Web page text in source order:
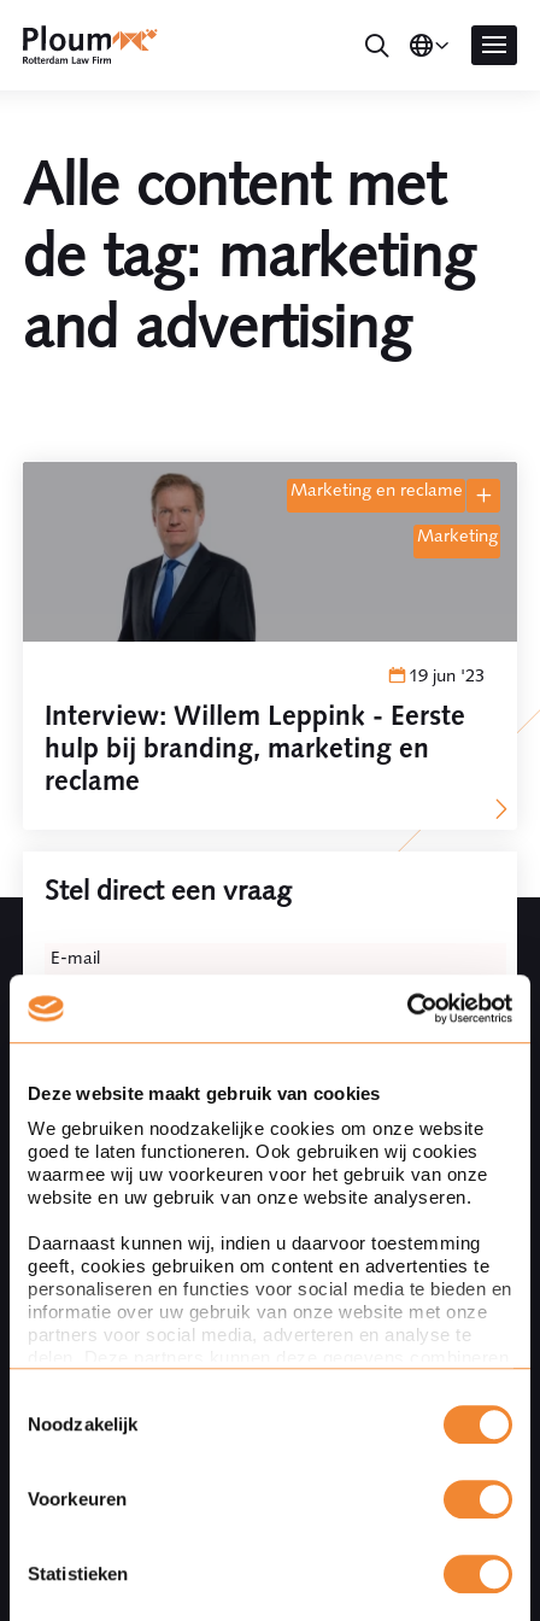
Deze website maakt gebruik van cookies
We gebruiken noodzakelijke cookies om onze website
goed te laten functioneren. Ook gebruiken wij cookies
waarmee wij uw voorkeuren voor het gebruik van onze
website en uw gebruik van onze website analyseren.
Daarnaast kunnen wij, indien u daarvoor toestemming
geeft, cookies gebruiken om content en advertenties te
personaliseren en functies voor social media te bieden en
informatie over uw gebruik van onze website met onze
partners voor social media, adverteren en analyse te
ze hebben verzameld op basis van uw gebruik van hun
services. Met de schuifknoppen in deze cookiebanner
kunt u aangeven of u bezwaar heeft tegen de inzet van
van bepaalde cookies. Toestemming kunt u altijd weer
Via de knop Details tonen hieronder leest u meer over het
gebruik van cookies door Ploum. Verdere informatie over
Noodzakelijk
Voorkeuren
Statistieken
Alle content met
de tag: marketing
and advertising
marketing en reclame
marketing
19 jun '23
Interview: Willem Leppink - Eerste
hulp bij branding, marketing en
reclame
Stel direct een vraag
this
field
blank
E-mail
Naam
Bedrijfsnaam (optioneel)